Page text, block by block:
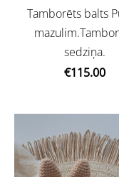
Tamborēts balts
sedziņa.
€115.00